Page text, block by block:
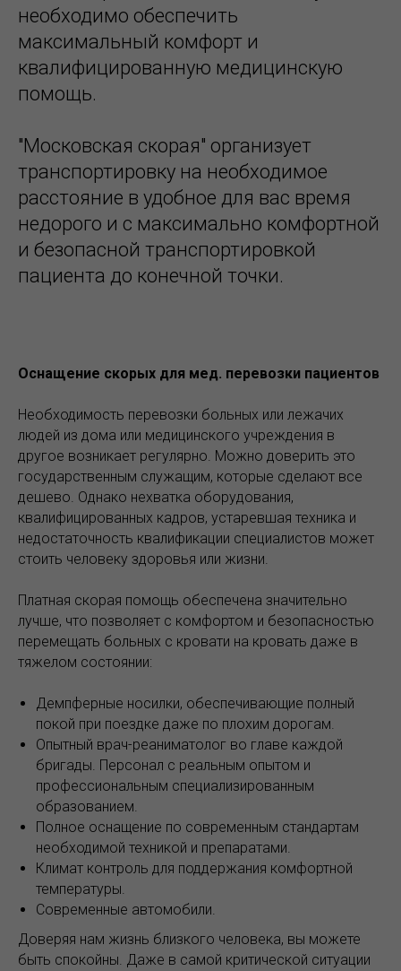
необходимо обеспечить
максимальный комфорт и
квалифицированную медицинскую
помощь.
"Московская скорая" организует
транспортировку на необходимое
расстояние в удобное для вас время
недорого и с максимально комфортной
и безопасной транспортировкой
пациента до конечной точки.
Оснащение скорых для мед. перевозки пациентов
Необходимость перевозки больных или лежачих
людей из дома или медицинского учреждения в
другое возникает регулярно. Можно доверить это
государственным служащим, которые сделают все
дешево. Однако нехватка оборудования,
квалифицированных кадров, устаревшая техника и
недостаточность квалификации специалистов может
стоить человеку здоровья или жизни.
Платная скорая помощь обеспечена значительно
лучше, что позволяет с комфортом и безопасностью
перемещать больных с кровати на кровать даже в
тяжелом состоянии:
Демпферные носилки, обеспечивающие полный
покой при поездке даже по плохим дорогам.
Опытный врач-реаниматолог во главе каждой
бригады. Персонал с реальным опытом и
профессиональным специализированным
образованием.
Полное оснащение по современным стандартам
необходимой техникой и препаратами.
Климат контроль для поддержания комфортной
температуры.
Современные автомобили.
Доверяя нам жизнь близкого человека, вы можете
быть спокойны. Даже в самой критической ситуации